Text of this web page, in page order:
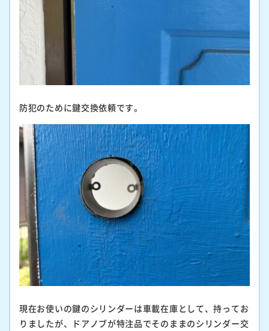
防犯のために鍵交換依頼です。
現在お使いの鍵のシリンダーは車載在庫として、持ってお
りましたが、ドアノブが特注品でそのままのシリンダー交